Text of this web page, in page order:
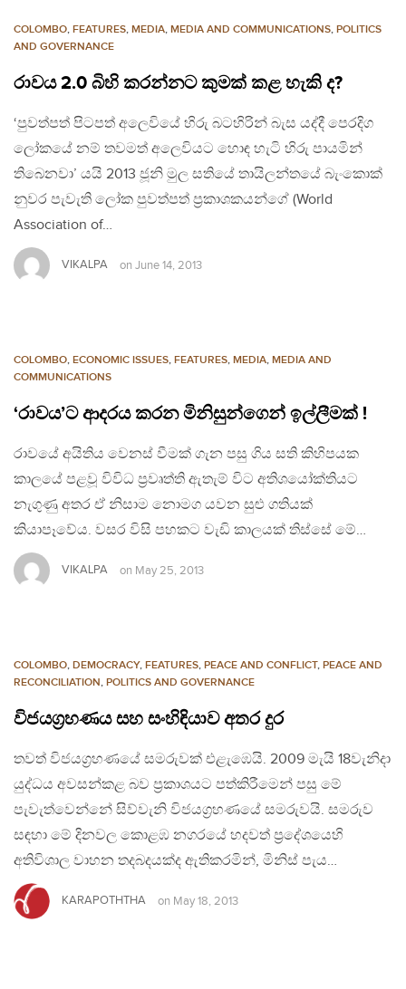
COLOMBO, FEATURES, MEDIA, MEDIA AND COMMUNICATIONS, POLITICS
AND GOVERNANCE
රාවය 2.0 බිහි කරන්නට කුමක් කළ හැකි ද?
‘පුවත්පත් පිටපත් අලෙවියේ හිරු බටහිරින් බැස යද්දී පෙරදිග
ලෝකයේ නම් තවමත් අලෙවියට හොඳ හැටි හිරු පායමින්
තිබෙනවා’ යයි 2013 ජූනි මුල සතියේ තායිලන්තයේ බැංකොක්
නුවර පැවැති ලෝක පුවත්පත් ප‍්‍රකාශකයන්ගේ (World
Association of…
VIKALPA on June 14, 2013
COLOMBO, ECONOMIC ISSUES, FEATURES, MEDIA, MEDIA AND
COMMUNICATIONS
‘රාවය’ට ආදරය කරන මිනිසුන්ගෙන් ඉල්ලීමක් !
රාවයේ අයිතිය වෙනස් වීමක් ගැන පසු ගිය සති කිහිපයක
කාලයේ පළවූ විවිධ ප‍්‍රවෘත්ති ඇතැම් විට අතිශයෝක්තියට
නැගුණු අතර ඒ නිසාම නොමග යවන සුළු ගතියක්
කියාපෑවේය. වසර විසි පහකට වැඩි කාලයක් තිස්සේ මේ…
VIKALPA on May 25, 2013
COLOMBO, DEMOCRACY, FEATURES, PEACE AND CONFLICT, PEACE AND
RECONCILIATION, POLITICS AND GOVERNANCE
විජයග‍්‍රහණය සහ සංහිඳියාව අතර දුර
තවත් විජයග‍්‍රහණයේ සමරුවක් එළැඹෙයි. 2009 මැයි 18වැනිදා
යුද්ධය අවසන්කළ බව ප‍්‍රකාශයට පත්කිරීමෙන් පසු මේ
පැවැත්වෙන්නේ සිව්වැනි විජයග‍්‍රහණයේ සමරුවයි. සමරුව
සඳහා මේ දිනවල කොළඹ නගරයේ හදවත් ප‍්‍රදේශයෙහි
අතිවිශාල වාහන තදබදයක්ද ඇතිකරමින්, මිනිස් පැය…
KARAPOTHTHA on May 18, 2013